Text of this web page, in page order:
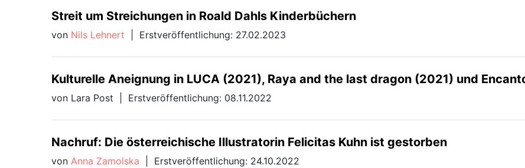
Streit um Streichungen in Roald Dahls Kinderbüchern
von Nils Lehnert Erstveröffentlichung: 27.02.2023
Kulturelle Aneignung in LUCA (2021), Raya and the last dragon (2021) und
von Lara Post Erstveröffentlichung: 08.11.2022
Nachruf: Die österreichische Illustratorin Felicitas Kuhn ist gestorben
von Anna Zamolska Erstveröffentlichung: 24.10.2022